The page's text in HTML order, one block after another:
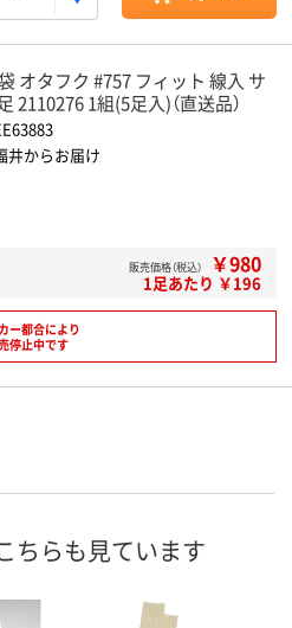
オタフク #757 フィット 線入 サ
2110276 1組(5足入)（直送品）
井からお届け
販売価格（税込） ￥980
1足あたり ￥196
ー都合により
停止中です
ちらも見ています